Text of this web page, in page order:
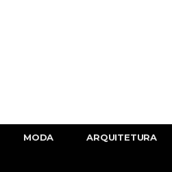
MODA ARQUITETURA